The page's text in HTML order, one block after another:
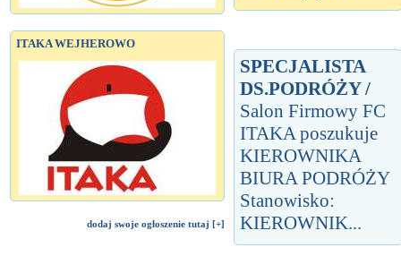
ITAKA WEJHEROWO
dodaj swoje ogłoszenie tutaj [+]
SPECJALISTA
DS.PODRÓŻY /
Salon Firmowy FC
ITAKA poszukuje
KIEROWNIKA
BIURA PODRÓŻY
Stanowisko:
KIEROWNIK...